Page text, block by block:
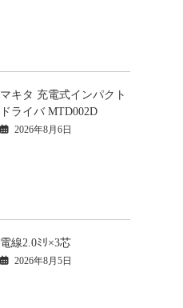
マキタ 充電式インパクト
ドライバ MTD002D
2026年8月6日
電線2.0ﾐﾘ×3芯
2026年8月5日